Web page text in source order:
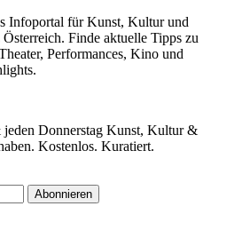
Infoportal für Kunst, Kultur und
Finde aktuelle Tipps zu
Performances, Kino und
jeden Donnerstag Kunst, Kultur &
Kostenlos. Kuratiert.
Abonnieren